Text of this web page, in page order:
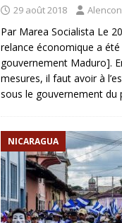
29 août 2018
Par Marea Socialista Le
relance économique a été
gouvernement Maduro].
mesures, il faut avoir à
sous le gouvernement du
NICARAGUA